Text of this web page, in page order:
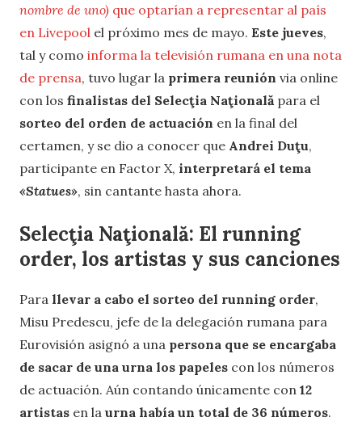
nombre de uno) que optarían a representar al país
en Livepool el próximo mes de mayo. Este jueves,
tal y como informa la televisión rumana en una nota
de prensa, tuvo lugar la primera reunión via online
con los finalistas del Selecţia Naţională para el
sorteo del orden de actuación en la final del
certamen, y se dio a conocer que Andrei Duţu,
participante en Factor X, interpretará el tema
«Statues», sin cantante hasta ahora.
Selecţia Naţională: El running
order, los artistas y sus canciones
Para llevar a cabo el sorteo del running order,
Misu Predescu, jefe de la delegación rumana para
Eurovisión asignó a una persona que se encargaba
de sacar de una urna los papeles con los números
de actuación. Aún contando únicamente con 12
artistas en la urna había un total de 36 números.